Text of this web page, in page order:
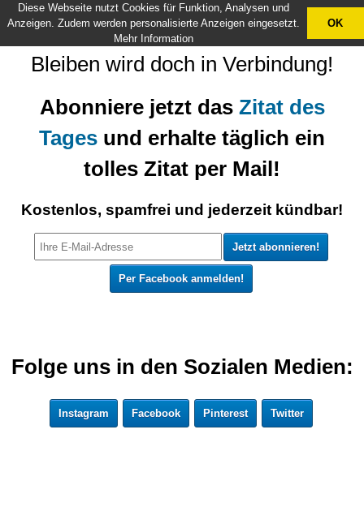
Bleiben wird doch in Verbindung!
Abonniere jetzt das Zitat des
Tages und erhalte täglich ein
tolles Zitat per Mail!
Kostenlos, spamfrei und jederzeit kündbar!
Per Facebook anmelden!
Folge uns in den Sozialen Medien:
Instagram Facebook Pinterest Twitter
X
Diese Webseite nutzt Cookies für Funktion, Analysen und
Anzeigen. Zudem werden personalisierte Anzeigen eingesetzt.
Mehr Information
OK